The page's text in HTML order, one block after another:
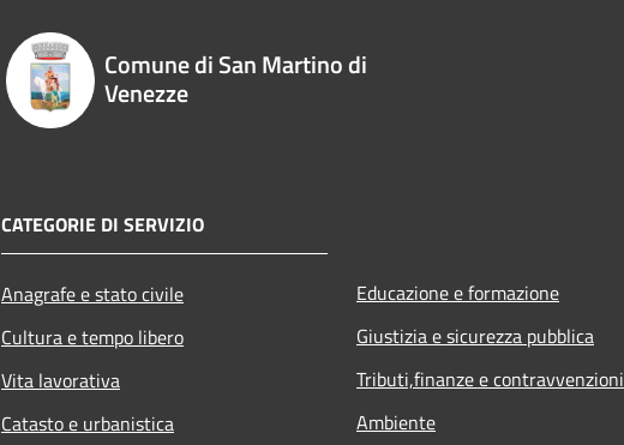
Comune di San Martino di
Venezze
CATEGORIE DI SERVIZIO
Anagrafe e stato civile
Cultura e tempo libero
Vita lavorativa
Catasto e urbanistica
Educazione e formazione
Giustizia e sicurezza pubblica
Tributi,finanze e contravvenzioni
Ambiente